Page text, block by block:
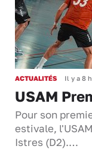
ACTUALITÉS Il y a 8 h
USAM
Pour son
estivale,
Istres (D2).…